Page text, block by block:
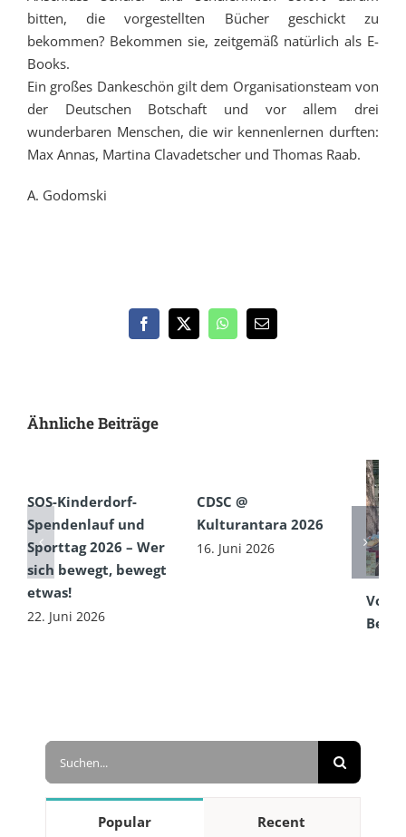
bitten, die vorgestellten Bücher geschickt zu
bekommen? Bekommen sie, zeitgemäß natürlich als E-
Books.
Ein großes Dankeschön gilt dem Organisationsteam von
der Deutschen Botschaft und vor allem drei
wunderbaren Menschen, die wir kennenlernen durften:
Max Annas, Martina Clavadetscher und Thomas Raab.
A. Godomski
Facebook
X WhatsApp
E-
Ähnliche Beiträge
SOS-Kinderdorf-
Spendenlauf und
Sporttag 2026 – Wer
sich bewegt, bewegt
etwas!
22. Juni 2026
CDSC @
Kulturantara 2026
16. Juni 2026
Von
Suche
Popular Recent